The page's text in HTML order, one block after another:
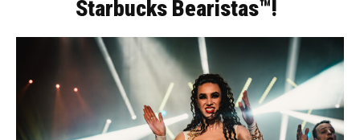
Starbucks Bearistas™!